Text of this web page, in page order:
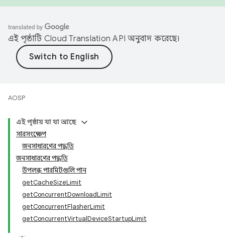
এই পৃষ্ঠাটি Cloud Translation API অনুবাদ করেছে।
AOSP
এই পৃষ্ঠায় যা যা আছে
সারসংক্ষেপ
জনসাধারণের পদ্ধতি
জনসাধারণের পদ্ধতি
উপলব্ধ পারমিটগুলি পান
getCacheSizeLimit
getConcurrentDownloadLimit
getConcurrentFlasherLimit
getConcurrentVirtualDeviceStartupLimit